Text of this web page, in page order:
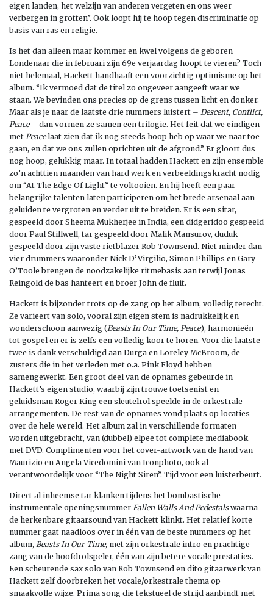
eigen landen, het welzijn van anderen vergeten en ons weer
verbergen in grotten”. Ook loopt hij te hoop tegen discriminatie op
basis van ras en religie.
Is het dan alleen maar kommer en kwel volgens de geboren
Londenaar die in februari zijn 69e verjaardag hoopt te vieren? Toch
niet helemaal, Hackett handhaaft een voorzichtig optimisme op het
album. “Ik vermoed dat de titel zo ongeveer aangeeft waar we
staan. We bevinden ons precies op de grens tussen licht en donker.
Maar als je naar de laatste drie nummers luistert – Descent, Conflict,
Peace– dan vormen ze samen een trilogie. Het feit dat we eindigen
met Peacelaat zien dat ik nog steeds hoop heb op waar we naar toe
gaan, en dat we ons zullen oprichten uit de afgrond.” Er gloort dus
nog hoop, gelukkig maar. In totaal hadden Hackett en zijn ensemble
zo’n achttien maanden van hard werk en verbeeldingskracht nodig
om “At The Edge Of Light” te voltooien. En hij heeft een paar
belangrijke talenten laten participeren om het brede arsenaal aan
geluiden te vergroten en verder uit te breiden. Er is een sitar,
gespeeld door Sheema Mukherjee in India, een didgeridoo gespeeld
door Paul Stillwell, tar gespeeld door Malik Mansurov, duduk
gespeeld door zijn vaste rietblazer Rob Townsend. Niet minder dan
vier drummers waaronder Nick D’Virgilio, Simon Phillips en Gary
O’Toole brengen de noodzakelijke ritmebasis aan terwijl Jonas
Reingold de bas hanteert en broer John de fluit.
Hackett is bijzonder trots op de zang op het album, volledig terecht.
Ze varieert van solo, vooral zijn eigen stem is nadrukkelijk en
wonderschoon aanwezig (Beasts In Our Time, Peace), harmonieën
tot gospel en er is zelfs een volledig koor te horen. Voor die laatste
twee is dank verschuldigd aan Durga en Loreley McBroom, de
zusters die in het verleden met o.a. Pink Floyd hebben
samengewerkt. Een groot deel van de opnames gebeurde in
Hackett’s eigen studio, waarbij zijn trouwe toetsenist en
geluidsman Roger King een sleutelrol speelde in de orkestrale
arrangementen. De rest van de opnames vond plaats op locaties
over de hele wereld. Het album zal in verschillende formaten
worden uitgebracht, van (dubbel) elpee tot complete mediabook
met DVD. Complimenten voor het cover-artwork van de hand van
Maurizio en Angela Vicedomini van Iconphoto, ook al
verantwoordelijk voor “The Night Siren”. Tijd voor een luisterbeurt.
Direct al inheemse tar klanken tijdens het bombastische
instrumentale openingsnummer Fallen Walls And Pedestalswaarna
de herkenbare gitaarsound van Hackett klinkt. Het relatief korte
nummer gaat naadloos over in één van de beste nummers op het
album, Beasts In Our Time, met zijn orkestrale intro en prachtige
zang van de hoofdrolspeler, één van zijn betere vocale prestaties.
Een scheurende sax solo van Rob Townsend en dito gitaarwerk van
Hackett zelf doorbreken het vocale/orkestrale thema op
smaakvolle wijze. Prima song die tekstueel de strijd aanbindt met